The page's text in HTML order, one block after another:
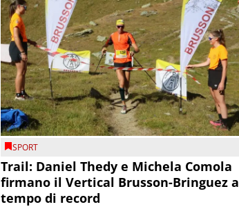
SPORT
Trail: Daniel Thedy e Michela Comola
firmano il Vertical Brusson-Bringuez a
tempo di record